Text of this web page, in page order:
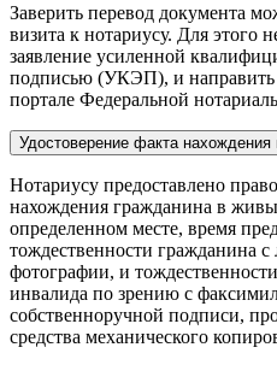
Заверить перевод документа
визита к нотариусу. Для этого
заявление усиленной
подписью (УКЭП), и направить
портале Федеральной
Удостоверение факта
Нотариусу предоставлено
нахождения гражданина в
определенном месте, время
тождественности гражданина
фотографии, и
инвалида по зрению с
собственноручной подписи,
средства механического